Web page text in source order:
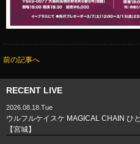
前の記事へ
RECENT LIVE
2026.08.18.Tue
ウルフルケイスケ MAGICAL CHAIN ひ
【宮城】